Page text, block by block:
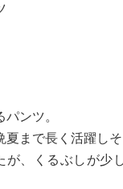
ンツ。
まで長く活躍しそ
が、くるぶしが少